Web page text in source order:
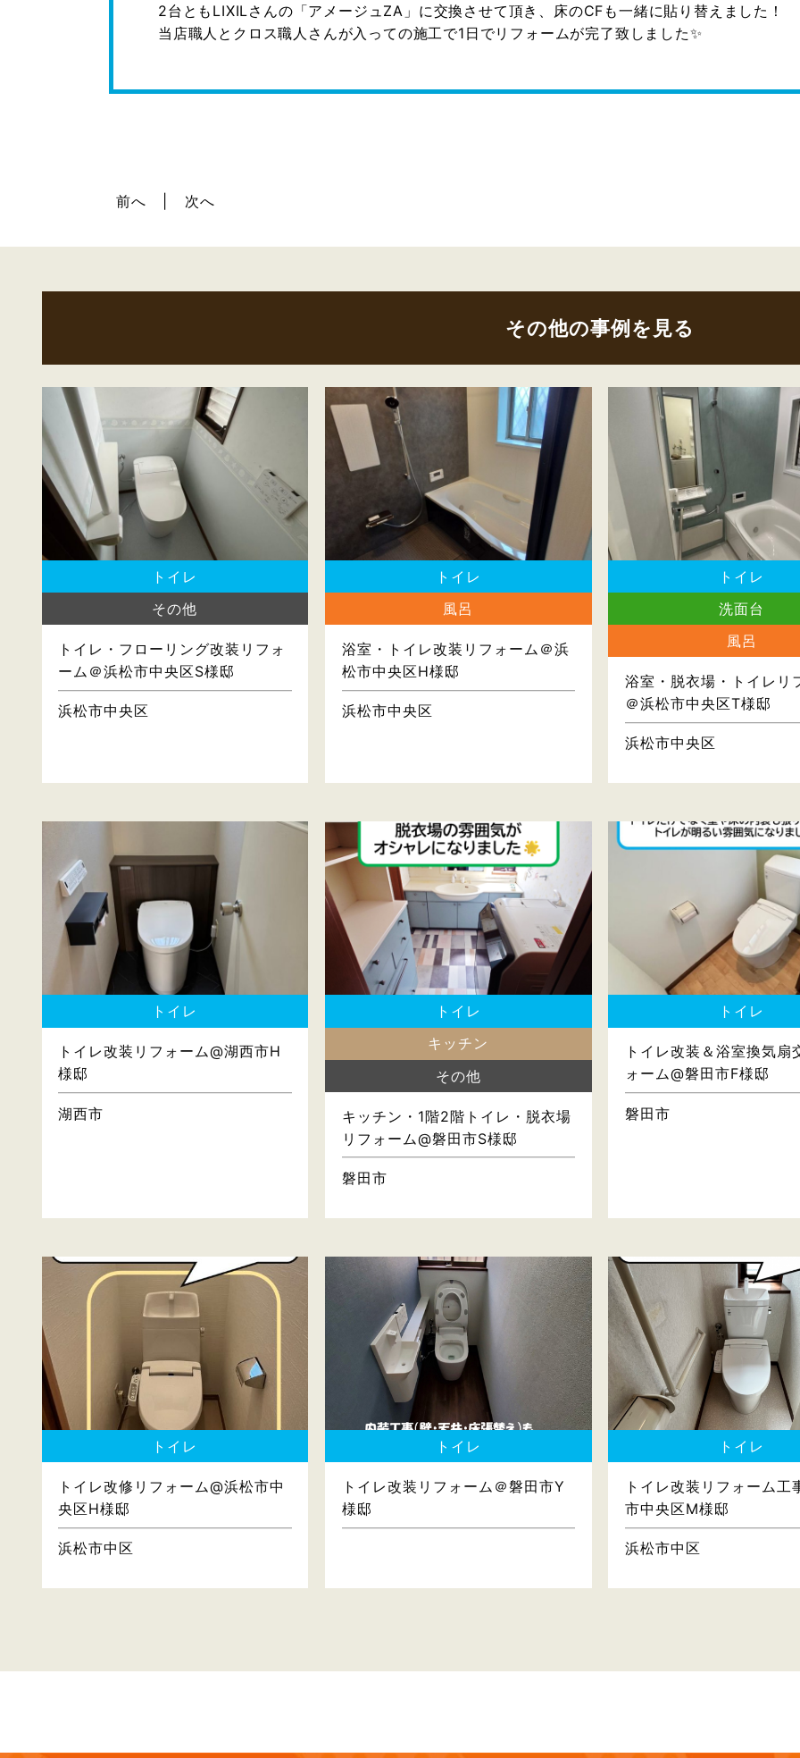
2台ともLIXILさんの「アメージュZA」に交換させて頂き、床のCFも一緒に貼り替えました！
当店職人とクロス職人さんが入っての施工で1日でリフォームが完了致しました✨
前へ 次へ
その他の事例を見る
トイレ
その他
トイレ・フローリング改装リフォ
ーム＠浜松市中央区S様邸
浜松市中央区
トイレ
風呂
浴室・トイレ改装リフォーム＠浜
松市中央区H様邸
浜松市中央区
トイレ
洗面台
風呂
浴室・脱衣場・トイレリ
＠浜松市中央区T様邸
浜松市中央区
トイレ
トイレ改装リフォーム@湖西市H
様邸
湖西市
トイレ
キッチン
その他
キッチン・1階2階トイレ・脱衣場
リフォーム@磐田市S様邸
磐田市
トイレ
トイレ改装＆浴室換気扇
ォーム@磐田市F様邸
磐田市
トイレ
トイレ改修リフォーム@浜松市中
央区H様邸
浜松市中区
トイレ
トイレ改装リフォーム＠磐田市Y
様邸
トイレ
トイレ改装リフォーム工
市中央区M様邸
浜松市中区